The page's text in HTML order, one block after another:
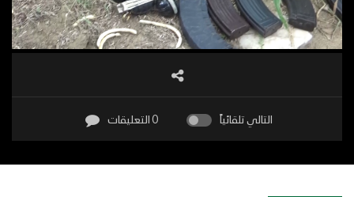
التالي تلقائياً 0 التعليقات